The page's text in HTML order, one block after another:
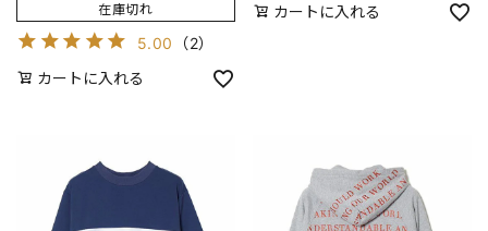
在庫切れ
5.00 （2）
カートに入れる
カートに入れる